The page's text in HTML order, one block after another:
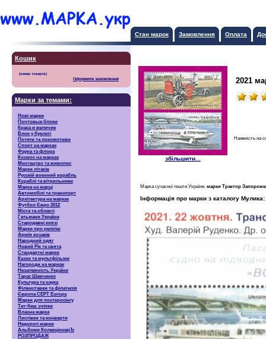
Стан марок Замовлення Оплата
Кошик
Оформити замовлення
Марки за темами:
Нові марки
Почтовые блоки
Краса и величие
Блок у буклеті
Потяги та локомотиви
Спорт на марках
Фауна та флора
Космос на марках
Мистецтво та живопис
Марки літаків
Русскiй воєнний корабль
Кораблі та вітрильники
Марка на марці
Автомобілі та транспорт
Архітектура на марках
Футбол Євро 2012
Міста та області
Гетьмани України
Стародавні князі
Марки про релігію
Армія козаків
Народний одяг
Новий Рік та свята
Стандартні марки
Казки та мультфільми
Нагороди на марках
Незалежність України
Тарас Шевченко
Культура та наука
Філвиставки та філателія
Європа CEPT Europa
Марки для посткросінгу
Тет-беш зчіпки
Власна марка
Листівки та конверти
Недорогі марки
Альбоми КолекціонерЪ
РОЗПРОДАЖ
збільшити...
2021
Наявність на
Марка сучасної пошти України. марки Трактор
Інформація про марки з каталогу Мулика: